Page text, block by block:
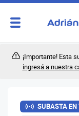
¡Importante! Esta
ingresá a nuestra
SUBASTA